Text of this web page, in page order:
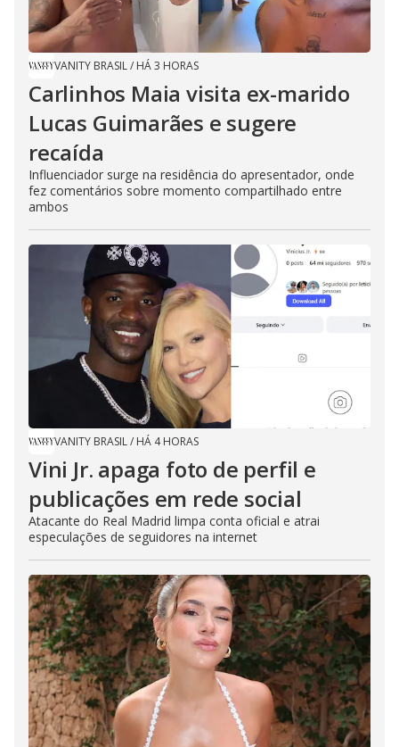
VANITY BRASIL/ HÁ 3 HORAS
Carlinhos Maia visita ex-marido
Lucas Guimarães e sugere
recaída
Influenciador surge na residência do apresentador, onde
fez comentários sobre momento compartilhado entre
ambos
VANITY BRASIL/ HÁ 4 HORAS
Vini Jr. apaga foto de perfil e
publicações em rede social
Atacante do Real Madrid limpa conta oficial e atrai
especulações de seguidores na internet